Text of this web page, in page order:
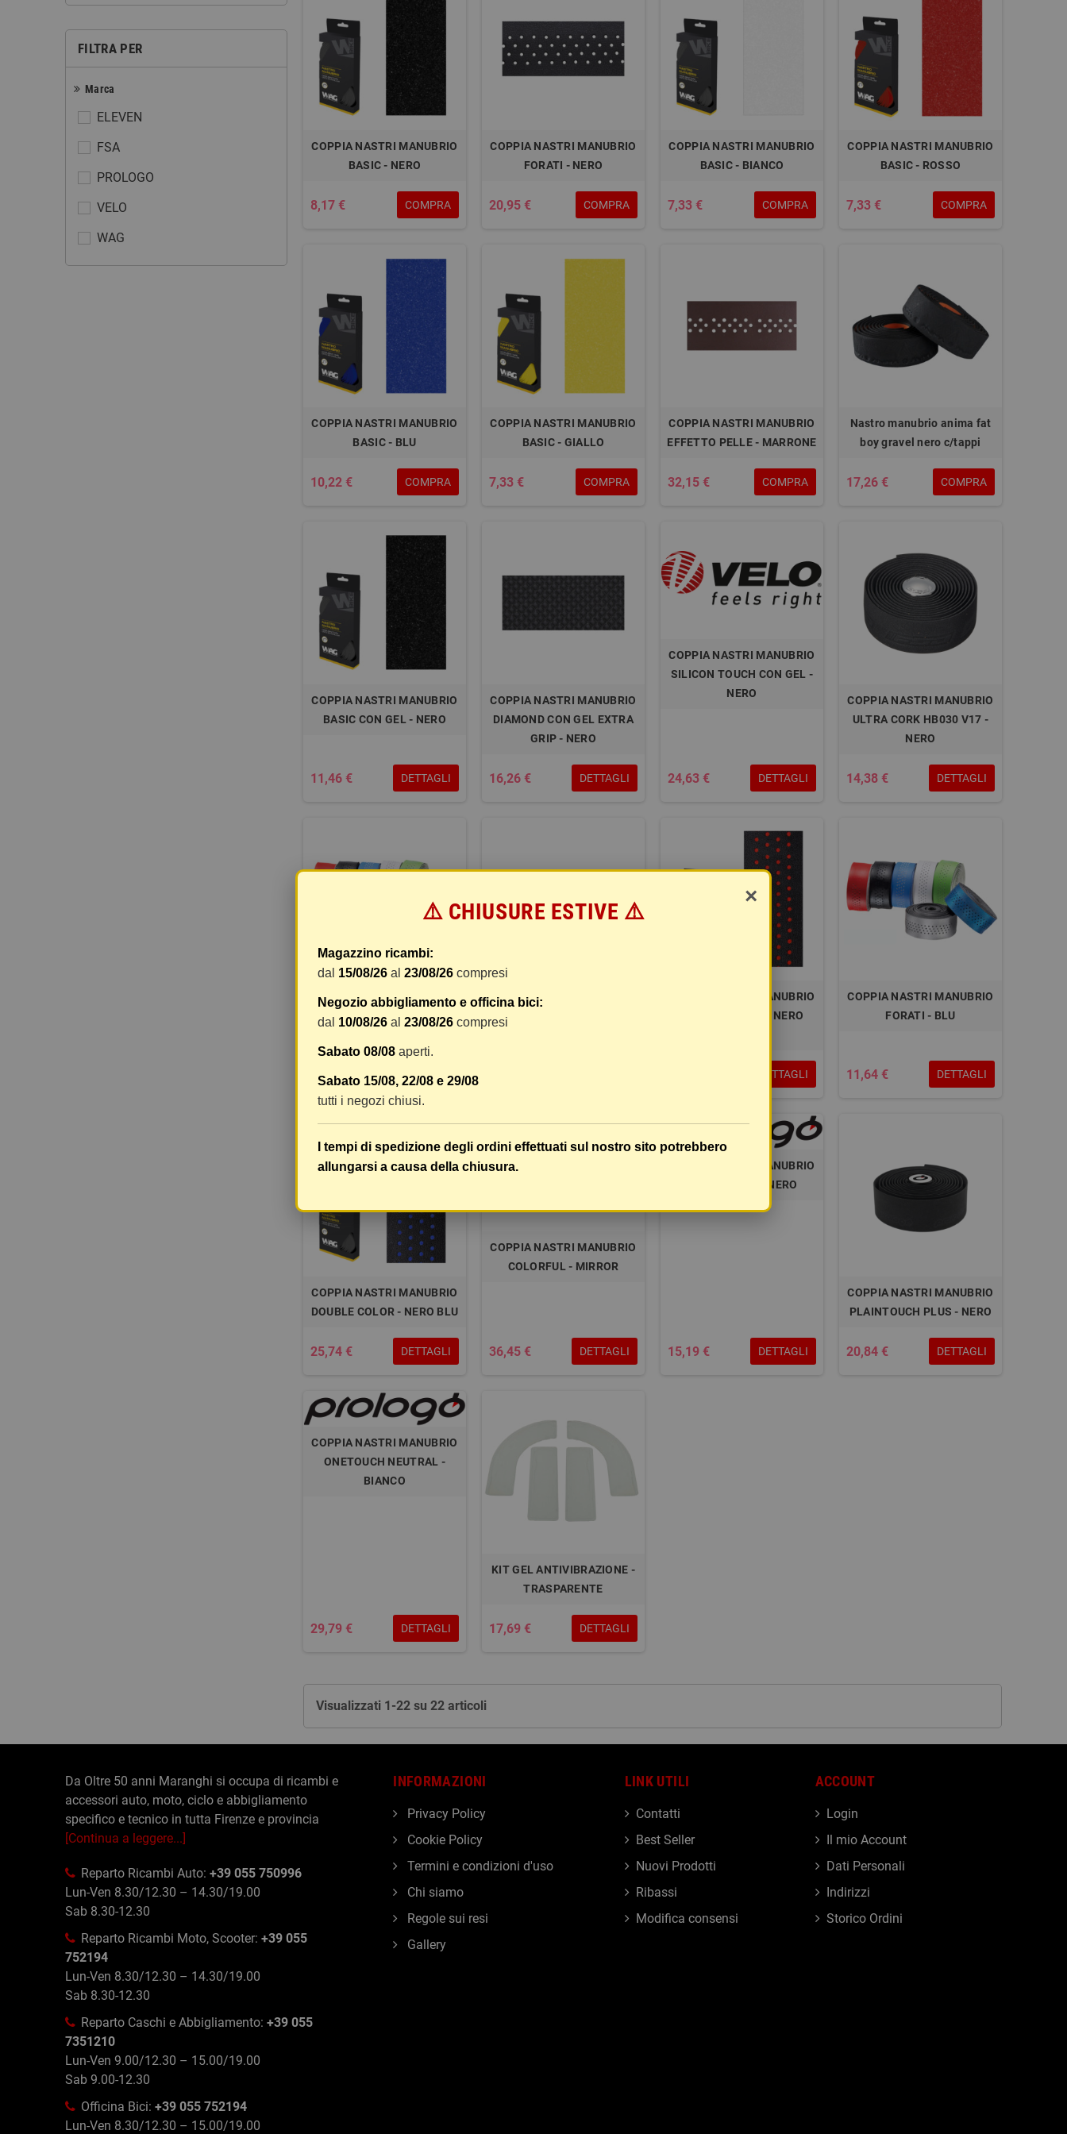
FILTRA PER
Marca
ELEVEN
FSA
PROLOGO
VELO
WAG
COPPIA NASTRI MANUBRIO
BASIC - NERO
8,17 € COMPRA
COPPIA NASTRI MANUBRIO
FORATI - NERO
20,95 € COMPRA
COPPIA NASTRI MANUBRIO
BASIC - BIANCO
7,33 € COMPRA
COPPIA NASTRI MANUBRIO
BASIC - ROSSO
7,33 € COMPRA
COPPIA NASTRI MANUBRIO
BASIC - BLU
10,22 € COMPRA
COPPIA NASTRI MANUBRIO
BASIC - GIALLO
7,33 € COMPRA
COPPIA NASTRI MANUBRIO
EFFETTO PELLE - MARRONE
32,15 € COMPRA
Nastro manubrio anima fat
boy gravel nero c/tappi
17,26 € COMPRA
COPPIA NASTRI MANUBRIO
BASIC CON GEL - NERO
11,46 € DETTAGLI
COPPIA NASTRI MANUBRIO
DIAMOND CON GEL EXTRA
GRIP - NERO
16,26 € DETTAGLI
COPPIA NASTRI MANUBRIO
SILICON TOUCH CON GEL -
NERO
24,63 € DETTAGLI
COPPIA NASTRI MANUBRIO
ULTRA CORK HB030 V17 -
NERO
14,38 € DETTAGLI
COPPIA NASTRI MANUBRIO
FORATI - BIANCO
20,50 € DETTAGLI
COPPIA NASTRI MANUBRIO
DIAMOND CON GEL EXTRA
COPPIA NASTRI MANUBRIO
DOUBLE COLOR - NERO
DETTAGLI
COPPIA NASTRI MANUBRIO
FORATI - BLU
11,64 € DETTAGLI
COPPIA NASTRI MANUBRIO
DOUBLE COLOR - NERO BLU
25,74 € DETTAGLI
COPPIA NASTRI MANUBRIO
COLORFUL - MIRROR
36,45 € DETTAGLI
COPPIA NASTRI MANUBRIO
PLAINTOUCH - NERO
15,19 € DETTAGLI
COPPIA NASTRI MANUBRIO
PLAINTOUCH PLUS - NERO
20,84 € DETTAGLI
COPPIA NASTRI MANUBRIO
ONETOUCH NEUTRAL -
BIANCO
29,79 € DETTAGLI
KIT GEL ANTIVIBRAZIONE -
TRASPARENTE
17,69 € DETTAGLI
Visualizzati 1-22 su 22 articoli
×
⚠️ CHIUSURE ESTIVE ⚠️
Magazzino ricambi:
dal 15/08/26 al 23/08/26 compresi
Negozio abbigliamento e officina bici:
dal 10/08/26 al 23/08/26 compresi
Sabato 08/08 aperti.
Sabato 15/08, 22/08 e 29/08
tutti i negozi chiusi.
I tempi di spedizione degli ordini effettuati sul nostro sito potrebbero
allungarsi a causa della chiusura.
Da Oltre 50 anni Maranghi si occupa di ricambi e
accessori auto, moto, ciclo e abbigliamento
specifico e tecnico in tutta Firenze e provincia
[Continua a leggere...]
Reparto Ricambi Auto: +39 055 750996
Lun-Ven 8.30/12.30 – 14.30/19.00
Sab 8.30-12.30
Reparto Ricambi Moto, Scooter: +39 055
752194
Lun-Ven 8.30/12.30 – 14.30/19.00
Sab 8.30-12.30
Reparto Caschi e Abbigliamento: +39 055
7351210
Lun-Ven 9.00/12.30 – 15.00/19.00
Sab 9.00-12.30
Officina Bici: +39 055 752194
Lun-Ven 8.30/12.30 – 15.00/19.00
LINK UTILI
Contatti
Best Seller
Nuovi Prodotti
Ribassi
Modifica consensi
ACCOUNT
Login
Il mio Account
Dati Personali
Indirizzi
Storico Ordini
INFORMAZIONI
Privacy Policy
Cookie Policy
Termini e condizioni d'uso
Chi siamo
Regole sui resi
Gallery